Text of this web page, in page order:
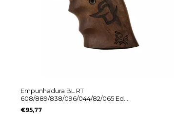
Empunhadura BL RT
608/889/838/096/044/82/065 Ed.
Comemorativa Logo Taurus
€95,77